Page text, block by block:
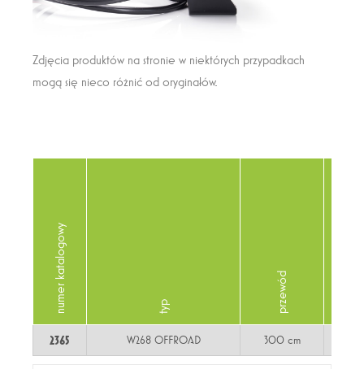
Zdjęcia produktów na stronie w niektórych przypadkach
mogą się nieco różnić od oryginałów.
numer katalogowy typ przewód
2365 W268 OFFROAD 300 cm